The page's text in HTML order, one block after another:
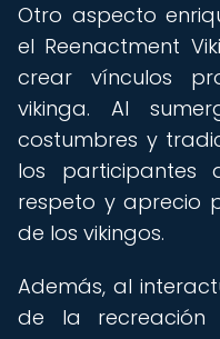
Otro aspecto
el Reenactment
crear vínculos
vikinga. Al
costumbres y
los participantes
respeto y aprecio
de los vikingos.
Además, al
de la recreación